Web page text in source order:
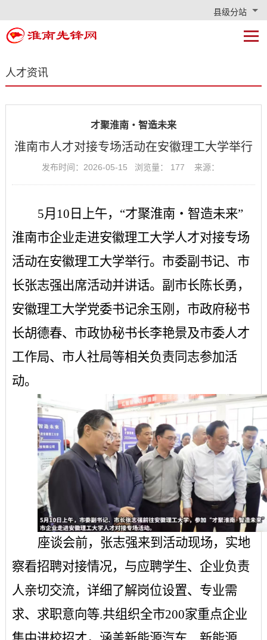
县级分站
人才资讯
才聚淮南・智造未来
淮南市人才对接专场活动在安徽理工大学举行
发布时间：2026-05-15 浏览量： 177 来源：
5月10日上午，“才聚淮南・智造未来”
淮南市企业走进安徽理工大学人才对接专场
活动在安徽理工大学举行。市委副书记、市
长张志强出席活动并讲话。副市长陈长勇，
安徽理工大学党委书记余玉刚，市政府秘书
长胡德春、市政协秘书长李艳景及市委人才
工作局、市人社局等相关负责同志参加活
动。
座谈会前，张志强来到活动现场，实地
察看招聘对接情况，与应聘学生、企业负责
人亲切交流，详细了解岗位设置、专业需
求、求职意向等.共组织全市200家重点企业